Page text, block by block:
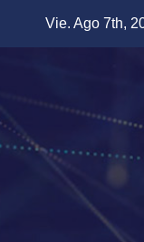
Vie. Ago 7th,